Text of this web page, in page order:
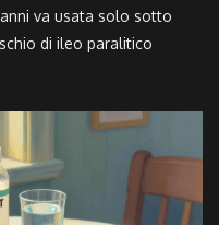
va usata solo sotto
di ileo paralitico